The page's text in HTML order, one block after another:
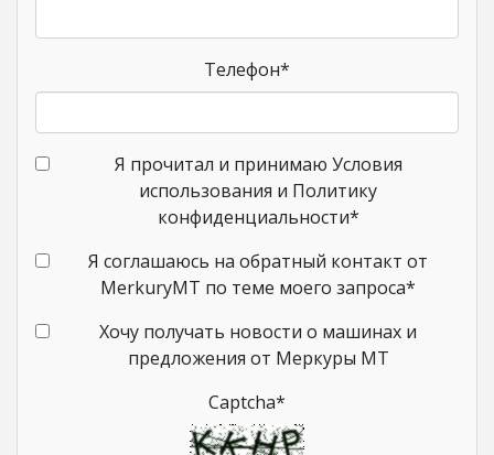
Телефон*
Я прочитал и принимаю Условия
использования и Политику
конфиденциальности*
Я соглашаюсь на обратный контакт от
MerkuryMT по теме моего запроса*
Хочу получать новости о машинах и
предложения от Меркуры МТ
Captcha*